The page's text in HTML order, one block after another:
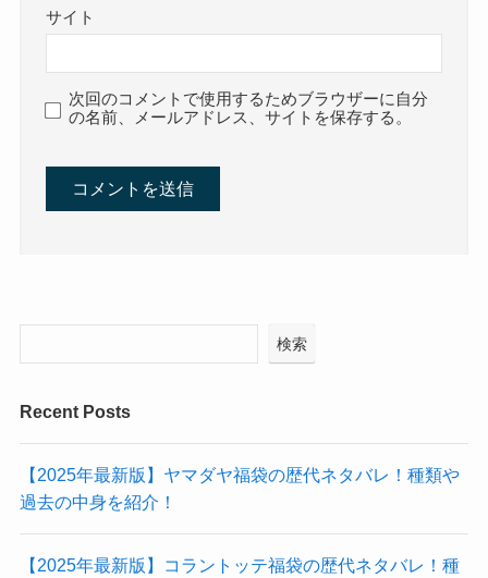
サイト
次回のコメントで使用するためブラウザーに自分
の名前、メールアドレス、サイトを保存する。
検索
Recent Posts
【2025年最新版】ヤマダヤ福袋の歴代ネタバレ！種類や
過去の中身を紹介！
【2025年最新版】コラントッテ福袋の歴代ネタバレ！種